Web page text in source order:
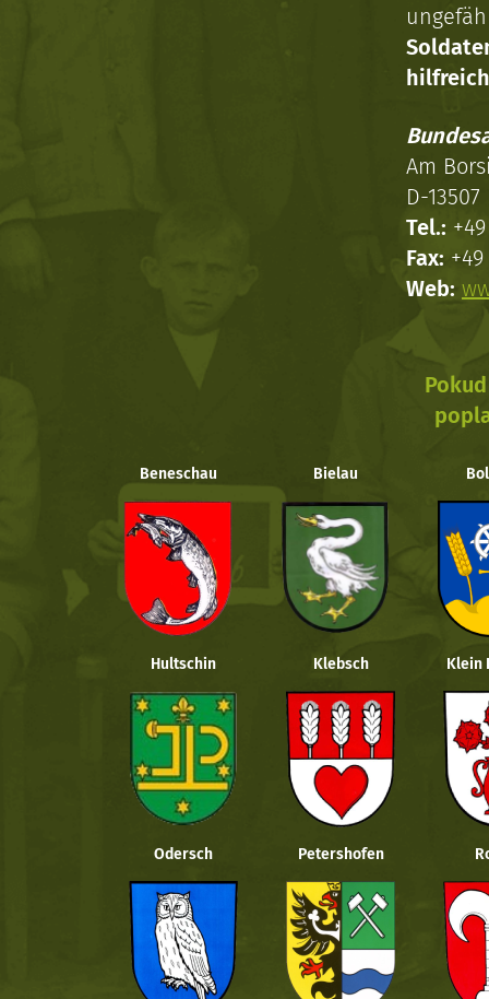
Am
D-
Tel.:
Fax:
Web:
Beneschau Bielau
Hultschin Klebsch Klein
Odersch Petershofen